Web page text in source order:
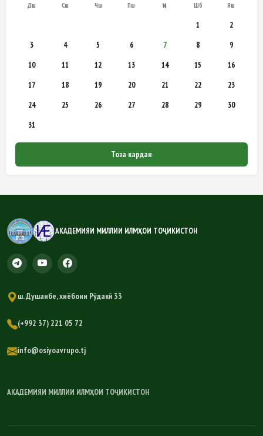
Дш Сш Чш Пш Ҷм Шб Яш
1
2
3
4 5 6 7 8
9
10
11 12 13 14 15
16
17
18 19 20 21 22
23
24
25 26 27 28 29
30
31
Тоза кардан
АКАДЕМИЯИ МИЛЛИИ ИЛМҲОИ ТОҶИКИСТОН
ш. Душанбе, хиёбони Рӯдакӣ 33
(+992 37) 221 05 72
info@osiyoavrupo.tj
АКАДЕМИЯИ МИЛЛИИ ИЛМҲОИ ТОҶИКИСТОН